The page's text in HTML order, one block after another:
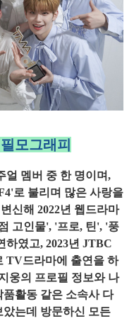
모그래피
얼 멤버 중 한 명이며,
로 불리며 많은 사랑을
신해 2022년 웹드라마
고인물', '프로, 틴', '풍
하였고, 2023년 JTBC
TV드라마에 출연을 하
웅의 프로필 정보와 나
활동 같은 소속사 다
는데 방문하신 모든